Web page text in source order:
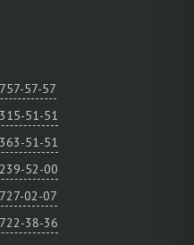
57-57
51-51
51-51
52-00
02-07
38-36